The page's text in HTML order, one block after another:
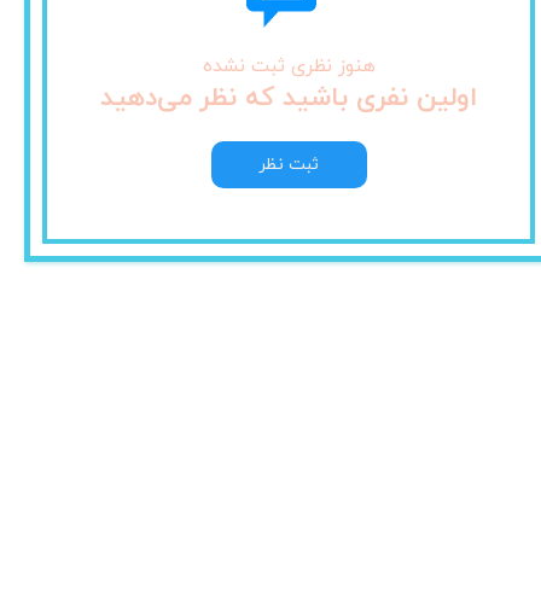
هنوز نظری ثبت نشده
اولین نفری باشید که نظر می‌دهید
ثبت نظر